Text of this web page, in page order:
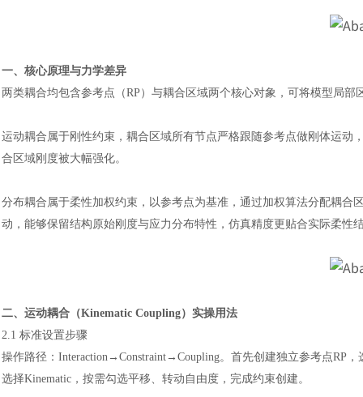
一、核心原理与力学差异
两类耦合均包含参考点（RP）与耦合区域两个核心对象，可将模型局
运动耦合属于刚性约束，耦合区域所有节点严格跟随参考点做刚体运
合区域刚度被大幅强化。
分布耦合属于柔性加权约束，以参考点为基准，通过加权算法分配耦
动，能够保留结构原始刚度与应力分布特性，仿真精度更贴合实际柔性
二、运动耦合（Kinematic Coupling）实操用法
2.1 标准设置步骤
操作路径： Interaction→Constraint→Coupling。首先创建独立参考点RP
选择Kinematic，按需勾选平移、转动自由度，完成约束创建。